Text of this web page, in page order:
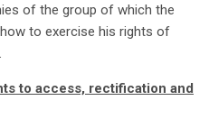
of the group of which the
to exercise his rights of
to access, rectification and